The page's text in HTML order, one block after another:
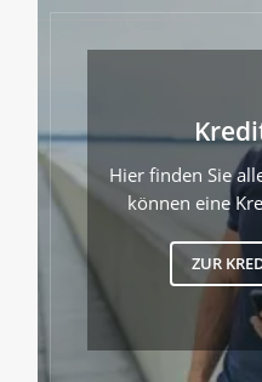
Hier finden Sie
können eine
ZUR